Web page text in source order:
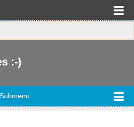
:-)
Submenu